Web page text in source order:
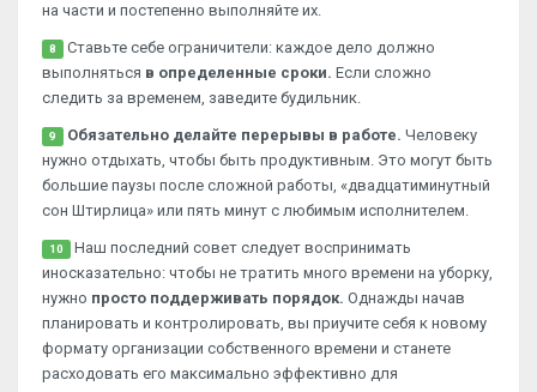
на части и постепенно выполняйте их.
8
Ставьте себе ограничители: каждое дело должно
выполняться в определенные сроки. Если сложно
следить за временем, заведите будильник.
9 Обязательно делайте перерывы в работе. Человеку
нужно отдыхать, чтобы быть продуктивным. Это могут быть
большие паузы после сложной работы, «двадцатиминутный
сон Штирлица» или пять минут с любимым исполнителем.
10
Наш последний совет следует воспринимать
иносказательно: чтобы не тратить много времени на уборку,
нужно просто поддерживать порядок. Однажды начав
планировать и контролировать, вы приучите себя к новому
формату организации собственного времени и станете
расходовать его максимально эффективно для